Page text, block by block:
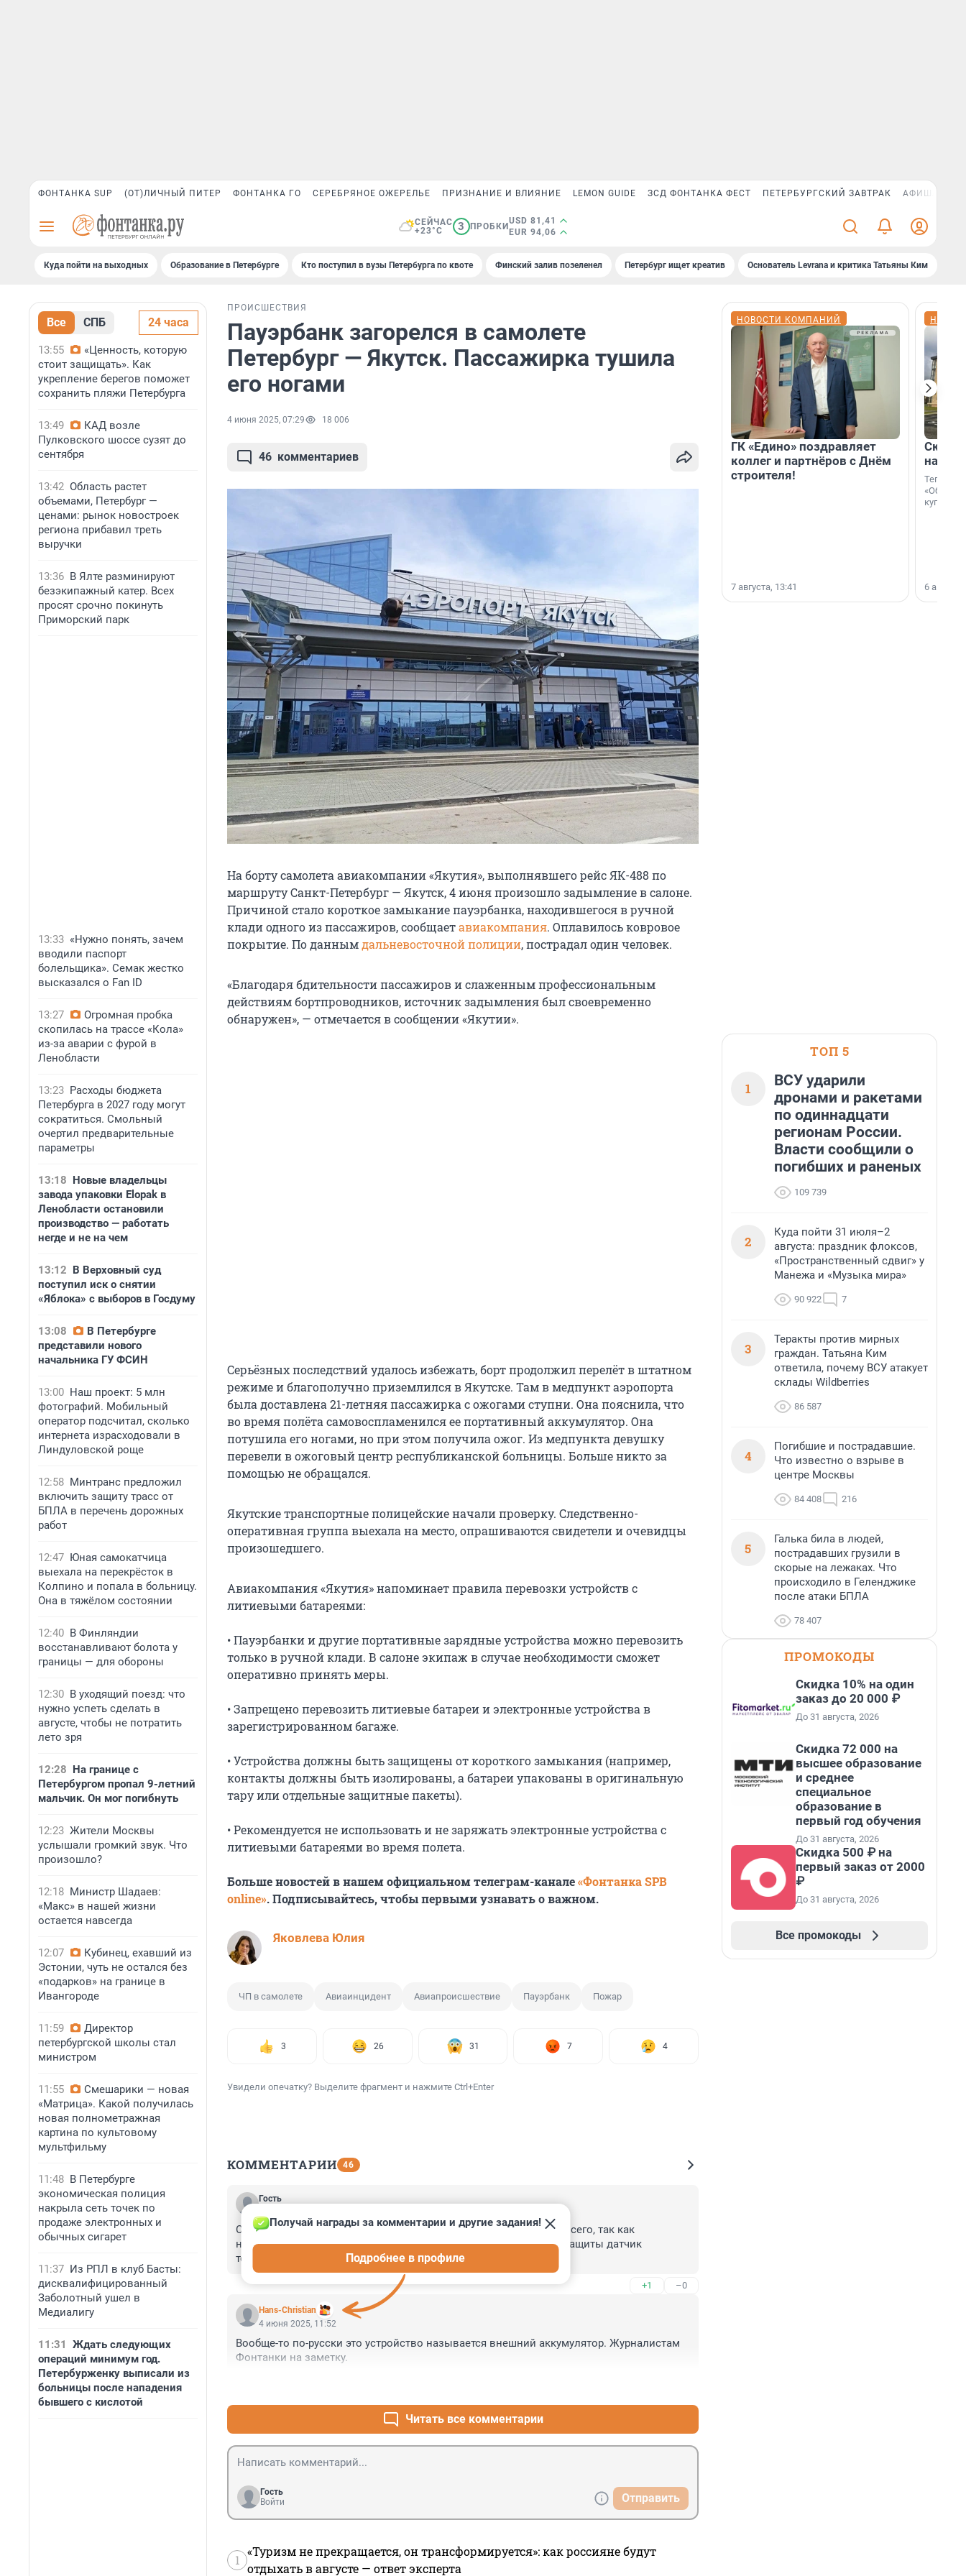
ФОНТАНКА SUP (ОТ)ЛИЧНЫЙ ПИТЕР ФОНТАНКА ГО СЕРЕБРЯНОЕ ОЖЕРЕЛЬЕ ПРИЗНАНИЕ И ВЛИЯНИЕ LEMON GUIDE ЗСД ФОНТАНКА ФЕСТ ПЕТЕРБУРГСКИЙ ЗАВТРАК АФИША PLUS
СЕЙЧАС
+23°C
3 ПРОБКИ
USD 81,41
EUR 94,06
Куда пойти на выходных Образование в Петербурге Кто поступил в вузы Петербурга по квоте Финский залив позеленел Петербург ищет креатив Основатель Levrana и критика Татьяны Ким
Все СПБ 24 часа
13:55
«Ценность, которую
стоит защищать». Как
укрепление берегов поможет
сохранить пляжи Петербурга
13:49
КАД возле
Пулковского шоссе сузят до
сентября
13:42 Область растет
объемами, Петербург —
ценами: рынок новостроек
региона прибавил треть
выручки
13:36 В Ялте разминируют
безэкипажный катер. Всех
просят срочно покинуть
Приморский парк
13:33 «Нужно понять, зачем
вводили паспорт
болельщика». Семак жестко
высказался о Fan ID
13:27
Огромная пробка
скопилась на трассе «Кола»
из-за аварии с фурой в
Ленобласти
13:23 Расходы бюджета
Петербурга в 2027 году могут
сократиться. Смольный
очертил предварительные
параметры
13:18 Новые владельцы
завода упаковки Elopak в
Ленобласти остановили
производство — работать
негде и не на чем
13:12 В Верховный суд
поступил иск о снятии
«Яблока» с выборов в Госдуму
13:08
В Петербурге
представили нового
начальника ГУ ФСИН
13:00 Наш проект: 5 млн
фотографий. Мобильный
оператор подсчитал, сколько
интернета израсходовали в
Линдуловской роще
12:58 Минтранс предложил
включить защиту трасс от
БПЛА в перечень дорожных
работ
12:47 Юная самокатчица
выехала на перекрёсток в
Колпино и попала в больницу.
Она в тяжёлом состоянии
12:40 В Финляндии
восстанавливают болота у
границы — для обороны
12:30 В уходящий поезд: что
нужно успеть сделать в
августе, чтобы не потратить
лето зря
12:28 На границе с
Петербургом пропал 9-летний
мальчик. Он мог погибнуть
12:23 Жители Москвы
услышали громкий звук. Что
произошло?
12:18 Министр Шадаев:
«Макс» в нашей жизни
остается навсегда
12:07
Кубинец, ехавший из
Эстонии, чуть не остался без
«подарков» на границе в
Ивангороде
11:59
Директор
петербургской школы стал
министром
11:55
Смешарики — новая
«Матрица». Какой получилась
новая полнометражная
картина по культовому
мультфильму
11:48 В Петербурге
экономическая полиция
накрыла сеть точек по
продаже электронных и
обычных сигарет
11:37 Из РПЛ в клуб Басты:
дисквалифицированный
Заболотный ушел в
Медиалигу
11:31
Ждать следующих
операций минимум год.
Петербурженку выписали из
больницы после нападения
бывшего с кислотой
ПРОИСШЕСТВИЯ
Пауэрбанк загорелся в самолете
Петербург — Якутск. Пассажирка тушила
его ногами
4 июня 2025, 07:29 18 006
46 комментариев
На борту самолета авиакомпании «Якутия», выполнявшего рейс ЯК-488 по
маршруту Санкт-Петербург — Якутск, 4 июня произошло задымление в салоне.
Причиной стало короткое замыкание пауэрбанка, находившегося в ручной
клади одного из пассажиров, сообщаетавиакомпания. Оплавилось ковровое
покрытие. По даннымдальневосточной полиции, пострадал один человек.
«Благодаря бдительности пассажиров и слаженным профессиональным
действиям бортпроводников, источник задымления был своевременно
обнаружен», — отмечается в сообщении «Якутии».
Серьёзных последствий удалось избежать, борт продолжил перелёт в штатном
режиме и благополучно приземлился в Якутске. Там в медпункт аэропорта
была доставлена 21-летняя пассажирка с ожогами ступни. Она пояснила, что
во время полёта самовоспламенился ее портативный аккумулятор. Она
потушила его ногами, но при этом получила ожог. Из медпункта девушку
перевели в ожоговый центр республиканской больницы. Больше никто за
помощью не обращался.
Якутские транспортные полицейские начали проверку. Следственно-
оперативная группа выехала на место, опрашиваются свидетели и очевидцы
произошедшего.
Авиакомпания «Якутия» напоминает правила перевозки устройств с
литиевыми батареями:
• Пауэрбанки и другие портативные зарядные устройства можно перевозить
только в ручной клади. В салоне экипаж в случае необходимости сможет
оперативно принять меры.
• Запрещено перевозить литиевые батареи и электронные устройства в
зарегистрированном багаже.
• Устройства должны быть защищены от короткого замыкания (например,
контакты должны быть изолированы, а батареи упакованы в оригинальную
тару или отдельные защитные пакеты).
• Рекомендуется не использовать и не заряжать электронные устройства с
литиевыми батареями во время полета.
Больше новостей в нашем официальном телеграм-канале«Фонтанка SPB
online». Подписывайтесь, чтобы первыми узнавать о важном.
Яковлева Юлия
ЧП в самолете Авиаинцидент Авиапроисшествие Пауэрбанк Пожар
3 26 31 7 4
Увидели опечатку? Выделите фрагмент и нажмите Ctrl+Enter
КОММЕНТАРИИ 46
Гость
От этого никто не застрахован. Здесь дело в перегреве, скорее всего, так как
недорогие внешние аккумуляторы не всегда содержат в схеме защиты датчик
температуры банок.
+1 –0
Hans-Christian
Получай награды за комментарии и другие задания!
Подробнее в профиле
4 июня 2025, 11:52
Вообще-то по-русски это устройство называется внешний аккумулятор. Журналистам
Фонтанки на заметку.
Читать все комментарии
Гость
Войти
Отправить
1
«Туризм не прекращается, он трансформируется»: как россияне будут
отдыхать в августе — ответ эксперта
НОВОСТИ КОМПАНИЙ
ГК «Едино» поздравляет
коллег и партнёров с Днём
строителя!
7 августа, 13:41
на
Теперь
купить
6
ТОП 5
1
ВСУ ударили
дронами и ракетами
по одиннадцати
регионам России.
Власти сообщили о
погибших и раненых
109 739
2
Куда пойти 31 июля–2
августа: праздник флоксов,
«Пространственный сдвиг» у
Манежа и «Музыка мира»
90 922 7
3
Теракты против мирных
граждан. Татьяна Ким
ответила, почему ВСУ атакует
склады Wildberries
86 587
4
Погибшие и пострадавшие.
Что известно о взрыве в
центре Москвы
84 408 216
5
Галька била в людей,
пострадавших грузили в
скорые на лежаках. Что
происходило в Геленджике
после атаки БПЛА
78 407
ПРОМОКОДЫ
Скидка 10% на один
заказ до 20 000 ₽
До 31 августа, 2026
Скидка 72 000 на
высшее образование
и среднее
специальное
образование в
первый год обучения
До 31 августа, 2026
Скидка 500 ₽ на
первый заказ от 2000
₽
До 31 августа, 2026
Все промокоды